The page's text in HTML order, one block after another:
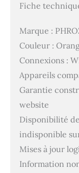
Fiche
Marque :
Couleur :
Connexions :
Appareils
Garantie
website
Disponibilité
indisponible
Mises à jour
Information